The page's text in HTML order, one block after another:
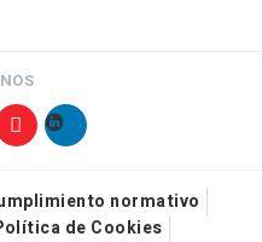
normativo
de Cookies